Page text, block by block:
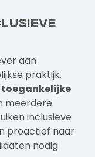
aan
praktijk.
toegankelijke
meerdere
inclusieve
proactief naar
nodig